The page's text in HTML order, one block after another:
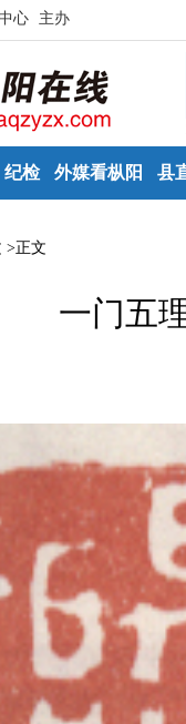
心 主办
纪检 外媒看枞阳 县
>正文
一门五